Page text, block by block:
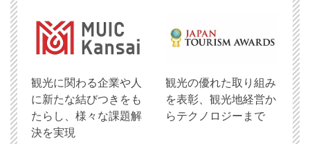
観光に関わる企業や人
に新たな結びつきをも
たらし、様々な課題解
決を実現
観光の優れた取り組み
を表彰、観光地経営か
らテクノロジーまで